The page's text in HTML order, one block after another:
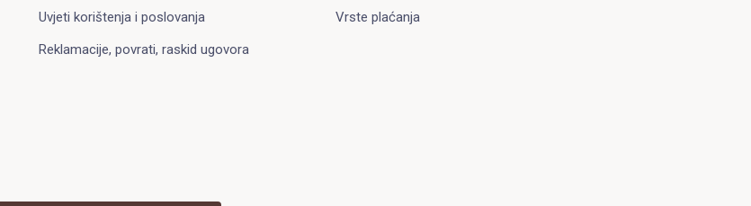
Uvjeti korištenja i poslovanja
Reklamacije, povrati, raskid ugovora
Vrste plaćanja